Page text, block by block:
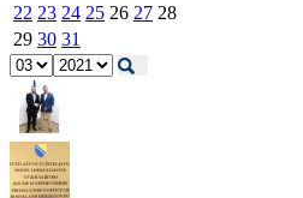
22 23 24 25 26 27 28
29 30 31